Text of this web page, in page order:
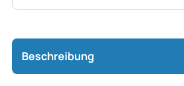
Beschreibung